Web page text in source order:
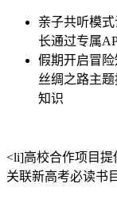
亲子共听模
长通过专属
假期开启冒
丝绸之路主
知识
<li]高校合作项目提
关联新高考必读书